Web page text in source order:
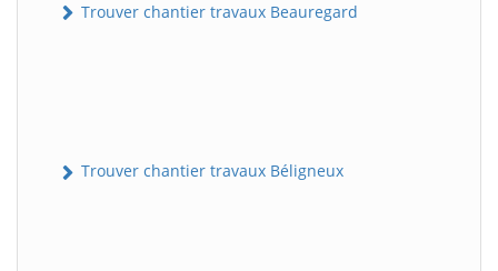
Trouver chantier travaux Beauregard
Trouver chantier travaux Béligneux